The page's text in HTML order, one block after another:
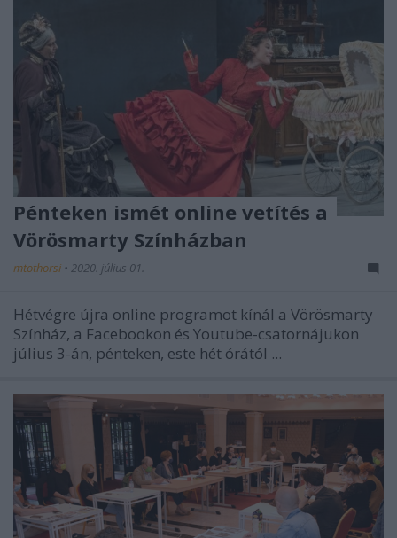
Pénteken ismét online vetítés a
Vörösmarty Színházban
mtothorsi • 2020. július 01.
Hétvégre újra online programot kínál a Vörösmarty
Színház, a Facebookon és Youtube-csatornájukon
július 3-án, pénteken, este hét órától ...